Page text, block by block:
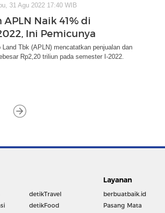
31 Agu 2022 17:40 WIB
Naik 41% di
Ini Pemicunya
Land Tbk (APLN) mencatatkan penjualan dan
Rp2,20 triliun pada semester I-2022.
detikTravel
detikFood
Layanan
berbuatbaik.id
Pasang Mata